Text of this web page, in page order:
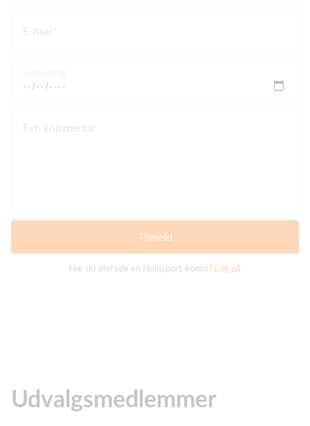
E-mail
Evt. kommentar
Tilmeld
Har du allerede en Holdsport-konto? Log på
Udvalgsmedlemmer